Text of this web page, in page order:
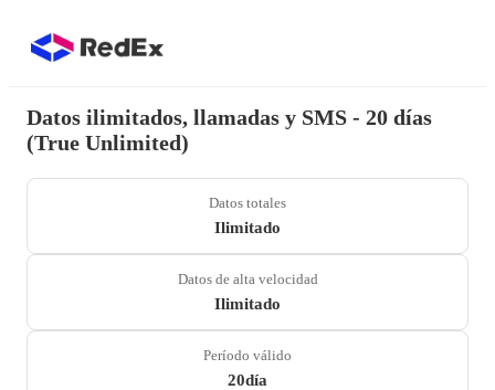
Datos ilimitados, llamadas y SMS - 20 días
(True Unlimited)
Datos totales
Ilimitado
Datos de alta velocidad
Ilimitado
Período válido
20día